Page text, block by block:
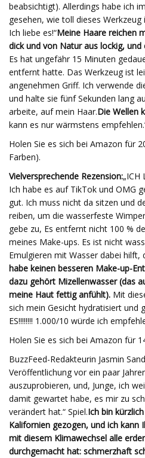
beabsichtigt). Allerdings habe ich
gesehen, wie toll dieses
Ich liebe es!“Meine Haare reichen
dick und von Natur aus lockig,
Es hat ungefähr 15 Minuten
entfernt hatte. Das Werkzeug ist
angenehmen Griff. Ich verwende
und halte sie fünf Sekunden lang
arbeite, auf mein Haar.Die Wellen
kann es nur wärmstens
Holen Sie es sich bei Amazon für
Farben).
Vielversprechende Rezension:„ICH
Ich habe es auf TikTok und OMG
gut. Ich muss nicht da sitzen und
reiben, um die wasserfeste
gebe zu, Es entfernt nicht 100 %
meines Make-ups. Es ist nicht
Emulgieren mit Wasser dabei hilft,
habe keinen besseren Make-up-
dazu gehört Mizellenwasser (das
meine Haut fettig anfühlt). Mit
sich mein Gesicht hydratisiert und
ES!!!!!!!! 1.000/10 würde ich
Holen Sie es sich bei Amazon für
BuzzFeed-Redakteurin Jasmin
Veröffentlichung vor ein paar
auszuprobieren, und, Junge, ich
damit gewartet habe, es mir zu
verändert hat.“ Spiel.Ich bin
Kalifornien gezogen, und ich kann
mit diesem Klimawechsel alle
durchgemacht hat: schmerzhaft